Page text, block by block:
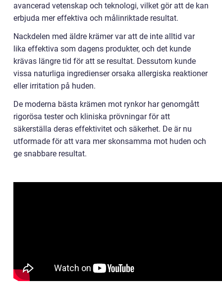
avancerad vetenskap och teknologi, vilket gör att de kan
erbjuda mer effektiva och målinriktade resultat.
Nackdelen med äldre krämer var att de inte alltid var
lika effektiva som dagens produkter, och det kunde
krävas längre tid för att se resultat. Dessutom kunde
vissa naturliga ingredienser orsaka allergiska reaktioner
eller irritation på huden.
De moderna bästa krämen mot rynkor har genomgått
rigorösa tester och kliniska prövningar för att
säkerställa deras effektivitet och säkerhet. De är nu
utformade för att vara mer skonsamma mot huden och
ge snabbare resultat.